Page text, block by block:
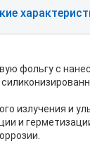
фольгу с
излучения и
и